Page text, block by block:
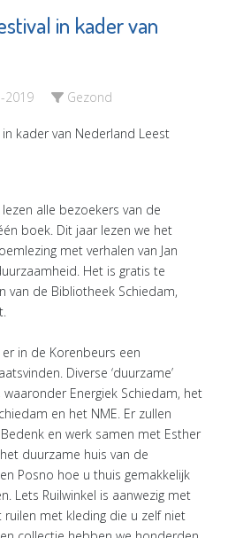
in kader van
2019 Gezond
alle bezoekers van de
boek. Dit jaar lezen we het
met verhalen van Jan
Het is gratis te
van de Bibliotheek Schiedam,
in de Korenbeurs een
Diverse ‘duurzame’
Energiek Schiedam, het
en het NME. Er zullen
en werk samen met Esther
duurzame huis van de
Posno hoe u thuis gemakkelijk
Lets Ruilwinkel is aanwezig met
ruilen met kleding die u zelf niet